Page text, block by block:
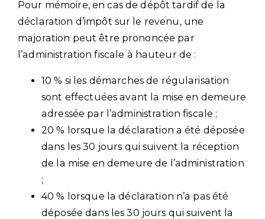
Pour mémoire, en cas de dépôt tardif de la
déclaration d’impôt sur le revenu, une
majoration peut être prononcée par
l’administration fiscale à hauteur de :
10 % si les démarches de régularisation
sont effectuées avant la mise en demeure
adressée par l’administration fiscale ;
20 % lorsque la déclaration a été déposée
dans les 30 jours qui suivent la réception
de la mise en demeure de l’administration
;
40 % lorsque la déclaration n’a pas été
déposée dans les 30 jours qui suivent la